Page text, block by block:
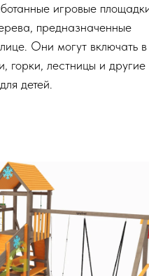
игровые
предназначенные
Они могут включать в
горки, лестницы и другие
детей.